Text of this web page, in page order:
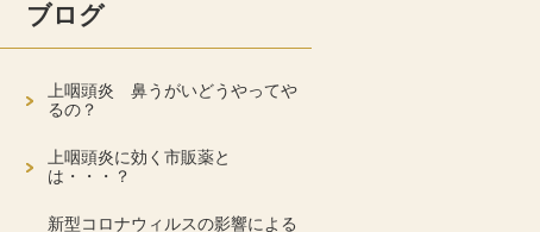
ブログ
上咽頭炎 鼻うがいどうやってや
るの？
上咽頭炎に効く市販薬と
は・・・？
新型コロナウィルスの影響による